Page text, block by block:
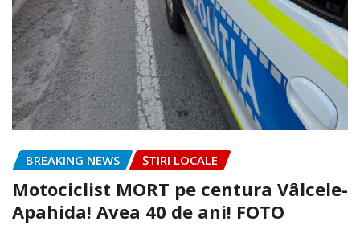
BREAKING NEWS ȘTIRI LOCALE
Motociclist MORT pe centura Vâlcele-
Apahida! Avea 40 de ani! FOTO